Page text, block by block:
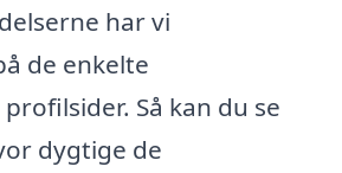
har vi
de enkelte
Så kan du se
dygtige de